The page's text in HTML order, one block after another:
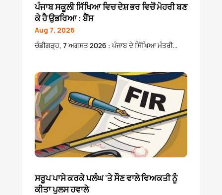
ਪੰਜਾਬ ਸਕੂਲੀ ਸਿੱਖਿਆ ਵਿਚ ਦੇਸ਼ ਭਰ ਵਿਚੋਂ ਮੋਹਰੀ ਬਣ
ਕੇ ਹੈ ਉਭਰਿਆ : ਬੈਂਸ
Aug 7, 2026
ਚੰਡੀਗੜ੍ਹ, 7 ਅਗਸਤ 2026 : ਪੰਜਾਬ ਦੇ ਸਿੱਖਿਆ ਮੰਤਰੀ...
ਸਰੂਪ ਪਾਸੇ ਕਰਕੇ ਪਲੰਘ ‘ਤੇ ਸੌਣ ਵਾਲੇ ਵਿਅਕਤੀ ਨੂੰ
ਕੀਤਾ ਪੁਲਸ ਹਵਾਲੇ